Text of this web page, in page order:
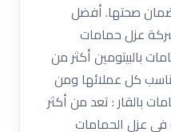
صحتها. أفضل
عزل حمامات
بالبيتومين أكثر من
كل عملائها ومن
بالقار : تعد من أكثر
في عزل الحمامات